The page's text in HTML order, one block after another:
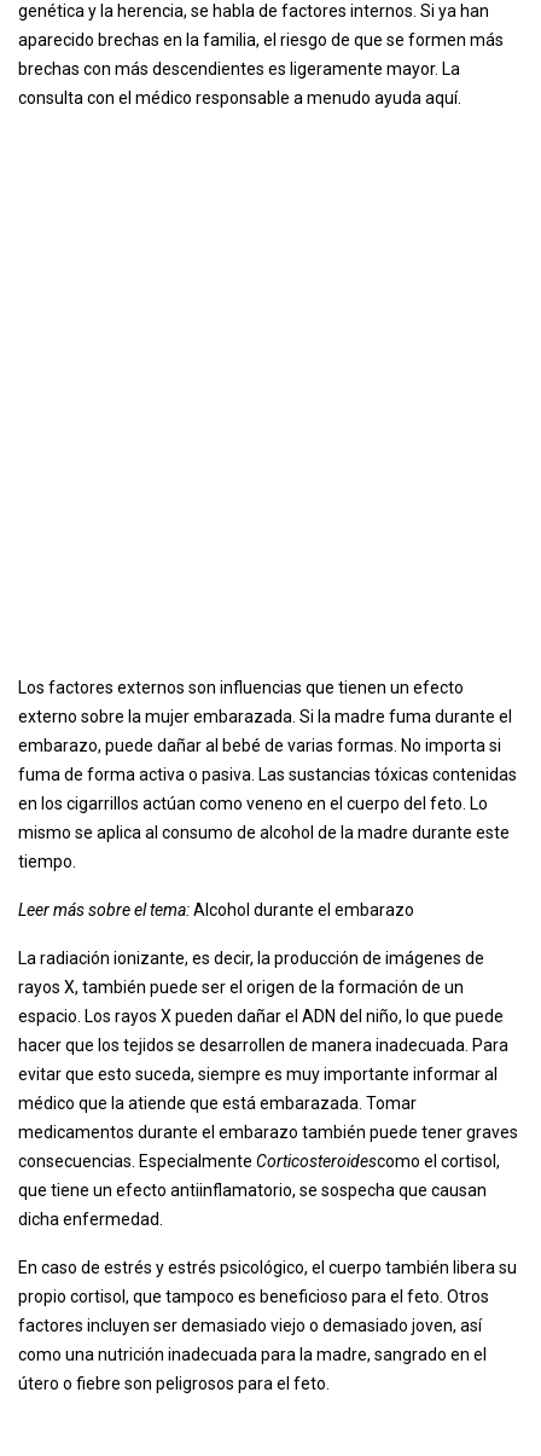
genética y la herencia, se habla de factores internos. Si ya han
aparecido brechas en la familia, el riesgo de que se formen más
brechas con más descendientes es ligeramente mayor. La
consulta con el médico responsable a menudo ayuda aquí.
Los factores externos son influencias que tienen un efecto
externo sobre la mujer embarazada. Si la madre fuma durante el
embarazo, puede dañar al bebé de varias formas. No importa si
fuma de forma activa o pasiva. Las sustancias tóxicas contenidas
en los cigarrillos actúan como veneno en el cuerpo del feto. Lo
mismo se aplica al consumo de alcohol de la madre durante este
tiempo.
Leer más sobre el tema:Alcohol durante el embarazo
La radiación ionizante, es decir, la producción de imágenes de
rayos X, también puede ser el origen de la formación de un
espacio. Los rayos X pueden dañar el ADN del niño, lo que puede
hacer que los tejidos se desarrollen de manera inadecuada. Para
evitar que esto suceda, siempre es muy importante informar al
médico que la atiende que está embarazada. Tomar
medicamentos durante el embarazo también puede tener graves
consecuencias. Especialmente Corticosteroidescomo el cortisol,
que tiene un efecto antiinflamatorio, se sospecha que causan
dicha enfermedad.
En caso de estrés y estrés psicológico, el cuerpo también libera su
propio cortisol, que tampoco es beneficioso para el feto. Otros
factores incluyen ser demasiado viejo o demasiado joven, así
como una nutrición inadecuada para la madre, sangrado en el
útero o fiebre son peligrosos para el feto.